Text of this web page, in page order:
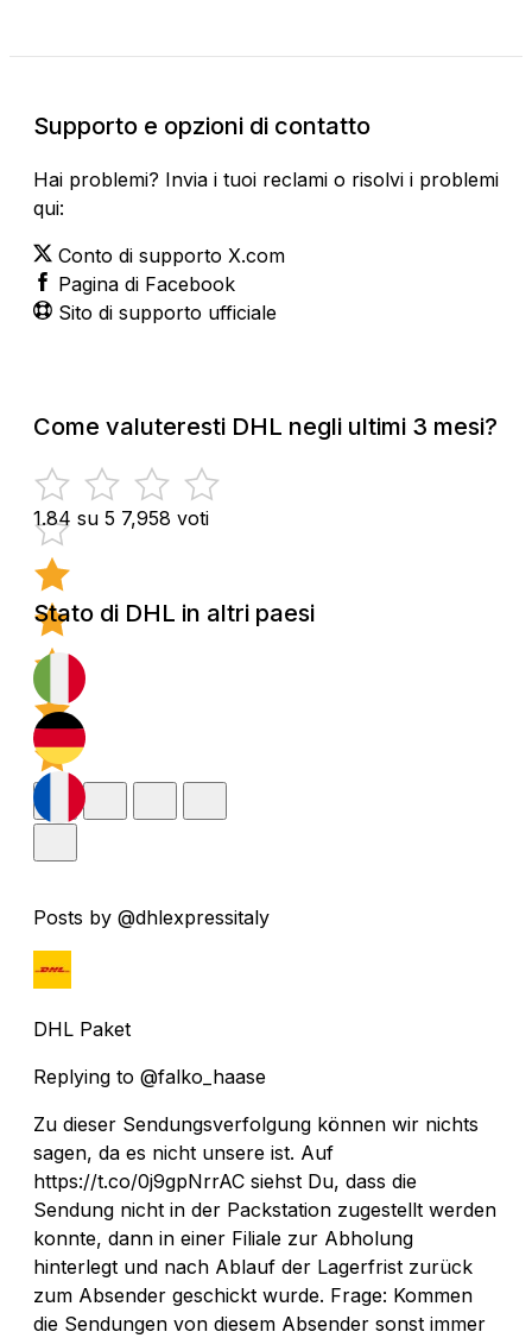
Supporto e opzioni di contatto
Hai problemi? Invia i tuoi reclami o risolvi i problemi
qui:
Conto di supporto X.com
Pagina di Facebook
Sito di supporto ufficiale
Come valuteresti DHL negli ultimi 3 mesi?
1.84 su 5 7,958 voti
Stato di DHL in altri paesi
Posts by @dhlexpressitaly
DHL Paket
Replying to @falko_haase
Zu dieser Sendungsverfolgung können wir nichts
sagen, da es nicht unsere ist. Auf
https://t.co/0j9gpNrrAC siehst Du, dass die
Sendung nicht in der Packstation zugestellt werden
konnte, dann in einer Filiale zur Abholung
hinterlegt und nach Ablauf der Lagerfrist zurück
zum Absender geschickt wurde. Frage: Kommen
die Sendungen von diesem Absender sonst immer